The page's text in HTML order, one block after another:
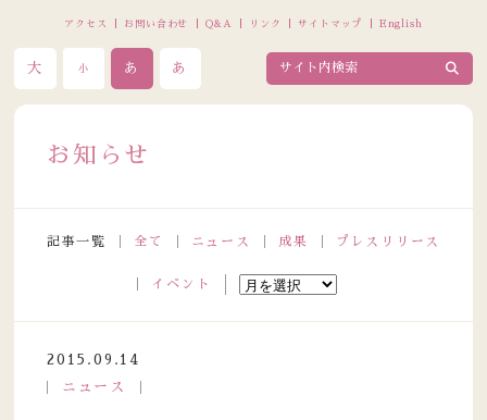
アクセス お問い合わせ Q&A リンク サイトマップ English
大 小 あ あ
お知らせ
記事一覧 全て ニュース 成果 プレスリリース
イベント
2015.09.14
ニュース